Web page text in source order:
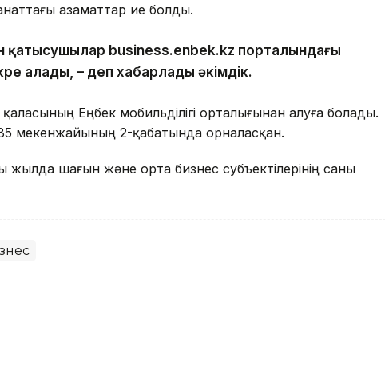
азаматтар ие болды.
қатысушылар business.enbek.kz порталындағы
алады, – деп хабарлады әкімдік.
Еңбек мобильділігі орталығынан алуға болады.
мекенжайының 2-қабатында орналасқан.
жылда шағын және орта бизнес субъектілерінің саны